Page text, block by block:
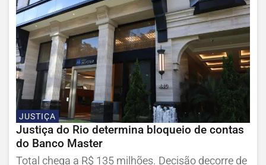
JUSTIÇA
Justiça do Rio determina bloqueio de contas
do Banco Master
Total chega a R$ 135 milhões. Decisão decorre de